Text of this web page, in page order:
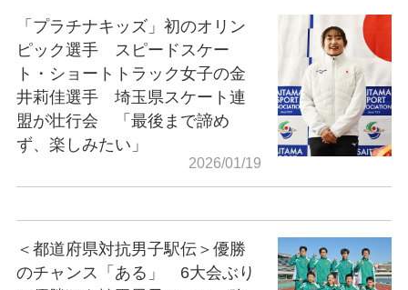
「プラチナキッズ」初のオリン
ピック選手 スピードスケー
ト・ショートトラック女子の金
井莉佳選手 埼玉県スケート連
盟が壮行会 「最後まで諦め
ず、楽しみたい」
2026/01/19
＜都道府県対抗男子駅伝＞優勝
のチャンス「ある」 6大会ぶり